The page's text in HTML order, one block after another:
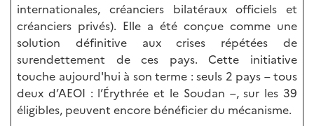
internationales, créanciers bilatéraux officiels et
créanciers privés). Elle a été conçue comme une
solution définitive aux crises répétées de
surendettement de ces pays. Cette initiative
touche aujourd'hui à son terme : seuls 2 pays – tous
deux d’AEOI : l’Érythrée et le Soudan –, sur les 39
éligibles, peuvent encore bénéficier du mécanisme.